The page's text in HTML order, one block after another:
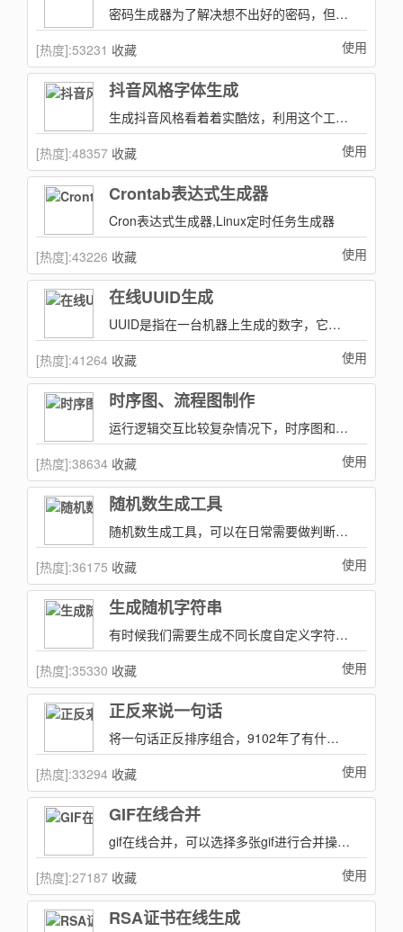
密码生成器为了解决想不出好的密码，但是又要更高的密码强度，只需要配置好可选项点击一下就能生成你需要的！
[热度]:53231 收藏 使用
抖音风格字体生成
生成抖音风格看着着实酷炫，利用这个工具就可以生成抖音风格的文字可以是png或动态的gif！
[热度]:48357 收藏 使用
Crontab表达式生成器
Cron表达式生成器,Linux定时任务生成器
[热度]:43226 收藏 使用
在线UUID生成
UUID是指在一台机器上生成的数字，它保证对在同一时空中的所有机器都是唯一的。
[热度]:41264 收藏 使用
时序图、流程图制作
运行逻辑交互比较复杂情况下，时序图和流程图是一个不错解释方式，
[热度]:38634 收藏 使用
随机数生成工具
随机数生成工具，可以在日常需要做判断和选择的时候用到喔！
[热度]:36175 收藏 使用
生成随机字符串
有时候我们需要生成不同长度自定义字符串，此工具可以方便去生成自己想要字符串。
[热度]:35330 收藏 使用
正反来说一句话
将一句话正反排序组合，9102年了有什么好玩的呢~~~
[热度]:33294 收藏 使用
GIF在线合并
gif在线合并，可以选择多张gif进行合并操作，将其和成一个gif动图。
[热度]:27187 收藏 使用
RSA证书在线生成